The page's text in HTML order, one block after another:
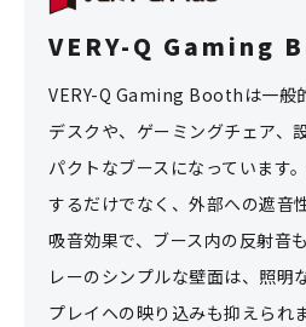
VERY-Q Gaming
VERY-Q Gaming Boothは一般
デスクや、ゲーミングチェア、
パクトなブースになっています。
するだけでなく、外部への遮音
吸音効果で、ブース内の反射音
レーのシンプルな壁面は、照明
プレイヘの映り込みも抑えられま